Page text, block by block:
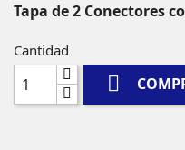
Tapa de 2 Conectores
Cantidad
